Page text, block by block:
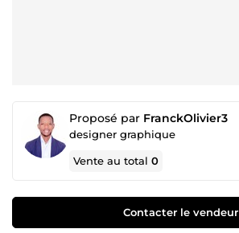
Proposé par FranckOlivier3
designer graphique
Vente au total0
Contacter le vendeur